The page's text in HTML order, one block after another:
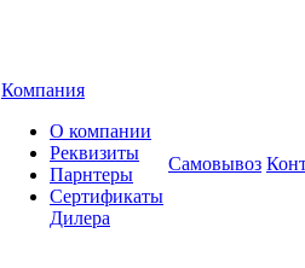
Компания
О компании
Реквизиты
Парнтеры
Сертификаты
Дилера
Самовывоз